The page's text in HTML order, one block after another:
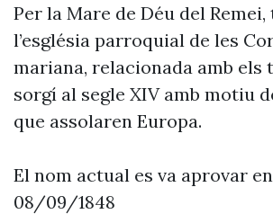
Per la Mare de Déu del
l’església parroquial de les
mariana, relacionada amb els
sorgí al segle XIV amb motiu
que assolaren Europa.
El nom actual es va aprovar
08/09/1848